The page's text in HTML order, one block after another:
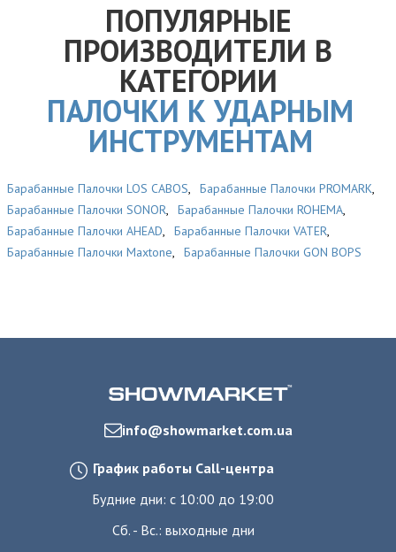
ПОПУЛЯРНЫЕ
ПРОИЗВОДИТЕЛИ В
КАТЕГОРИИ
ПАЛОЧКИ К УДАРНЫМ
ИНСТРУМЕНТАМ
Барабанные Палочки LOS CABOS, Барабанные Палочки PROMARK,
Барабанные Палочки SONOR, Барабанные Палочки ROHEMA,
Барабанные Палочки AHEAD, Барабанные Палочки VATER,
Барабанные Палочки Maxtone, Барабанные Палочки GON BOPS
info@showmarket.com.ua
График работы Call-центра
Будние дни: с 10:00 до 19:00
Сб. - Вс.: выходные дни